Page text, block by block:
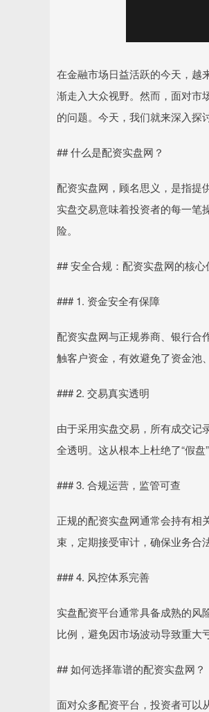
在金融市场日益活跃的今天，越
渐走入大众视野。然而，面对市
的问题。今天，我们就来深入
## 什么是配资实盘网？
配资实盘网，顾名思义，是指提
实盘交易意味着投资者的每一笔
险。
## 安全合规：配资实盘网的核心
### 1. 资金安全有保障
配资实盘网与正规券商、银行合
触客户资金，有效避免了资金池
### 2. 交易真实透明
由于采用实盘交易，所有成交记
全透明。这从根本上杜绝了“假盘
### 3. 合规运营，监管可查
正规的配资实盘网通常会持有相
束，定期接受审计，确保业务合
### 4. 风控体系完善
实盘配资平台通常具备成熟的风
比例，避免因市场波动导致重大亏
## 如何选择靠谱的配资实盘网？
面对众多配资平台，投资者可以